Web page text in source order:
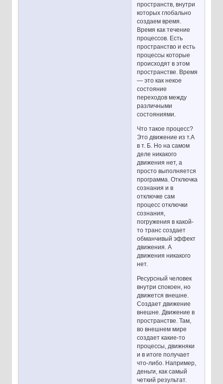
пространств, внутри
которых глобально
создаем время.
Время как течение
процессов. Есть
пространство и есть
процессы которые
происходят в этом
пространстве. Время
— это как некое
состояние
переходов между
различными
состояниями.
Что такое процесс?
Это движение из т.А
в т. Б. Но на самом
деле никакого
движения нет, а
просто выполняется
программа. Отключка
сознания и в
отключке сам
процесс отключки
сознания,
погружения в какой-
то транс создает
обманчивый эффект
движения. А
движения никакого
нет.
Ресурсный человек
внутри спокоен, но
движется внешне.
Создает движение
внешне. Движение в
пространстве. Там,
во внешнем мире
создает какие-то
процессы, движняки
и в итоге получает
что-либо. Например,
деньги, как самый
четкий результат.